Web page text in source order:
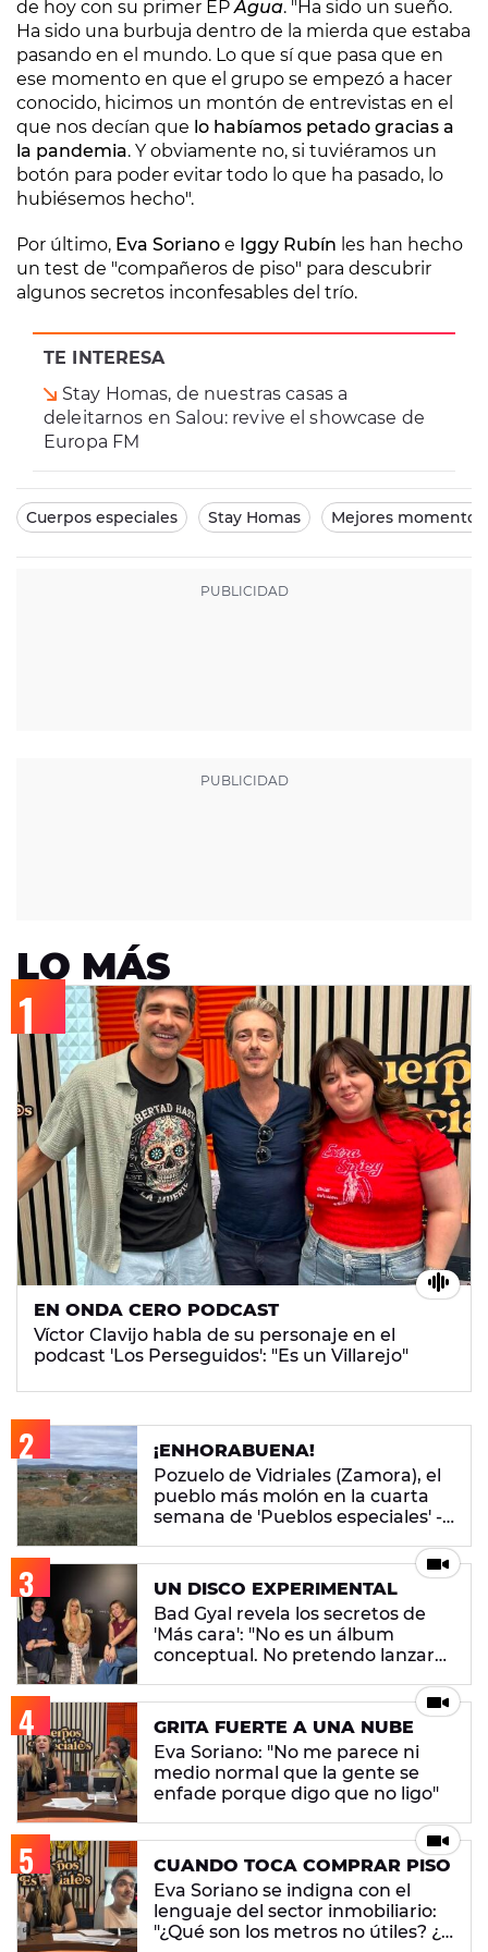
TE INTERESA
Stay Homas, de nuestras casas a
deleitarnos en Salou: revive el showcase de
Europa FM
de hoy con su primer EPAgua. "Ha sido un sueño.
Ha sido una burbuja dentro de la mierda que estaba
pasando en el mundo. Lo que sí que pasa que en
ese momento en que el grupo se empezó a hacer
conocido, hicimos un montón de entrevistas en el
que nos decían que lo habíamos petado gracias a
la pandemia. Y obviamente no, si tuviéramos un
botón para poder evitar todo lo que ha pasado, lo
hubiésemos hecho".
Por último, Eva Soriano e Iggy Rubín les han hecho
un test de "compañeros de piso" para descubrir
algunos secretos inconfesables del trío.
Cuerpos especiales Stay Homas Mejores momentos
LO MÁS
EN ONDA CERO PODCAST
Víctor Clavijo habla de su personaje en el
podcast 'Los Perseguidos': "Es un Villarejo"
¡ENHORABUENA!
Pozuelo de Vidriales (Zamora), el
pueblo más molón en la cuarta
semana de 'Pueblos especiales' -
UN DISCO EXPERIMENTAL
Bad Gyal revela los secretos de
'Más cara': "No es un álbum
conceptual. No pretendo lanzar
GRITA FUERTE A UNA NUBE
Eva Soriano: "No me parece ni
medio normal que la gente se
enfade porque digo que no ligo"
CUANDO TOCA COMPRAR PISO
Eva Soriano se indigna con el
lenguaje del sector inmobiliario:
"¿Qué son los metros no útiles? ¿Y